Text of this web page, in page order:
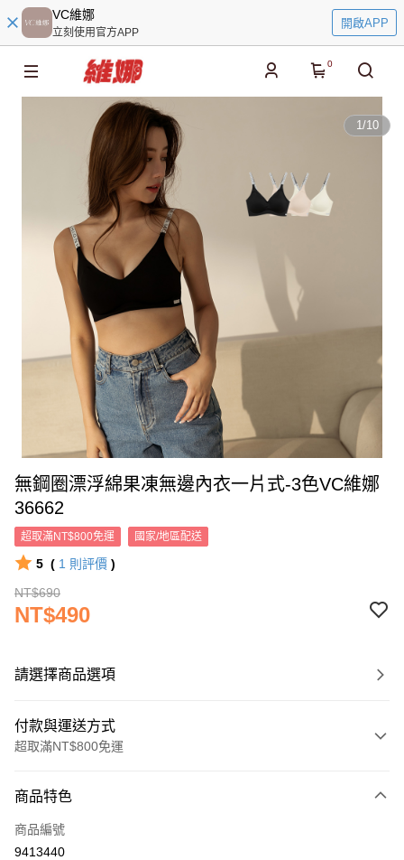
VC維娜
立刻使用官方APP
開啟APP
0
1/10
無鋼圈漂浮綿果凍無邊內衣一片式-3色VC維娜
36662
超取滿NT$800免運 國家/地區配送
5 ( 1 則評價 )
NT$690
NT$490
請選擇商品選項
付款與運送方式
超取滿NT$800免運
信用卡一次付款
信用卡分期付款
商品特色
商品編號
9413440